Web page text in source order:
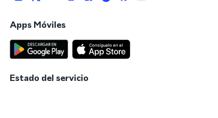
Apps Móviles
Estado del servicio